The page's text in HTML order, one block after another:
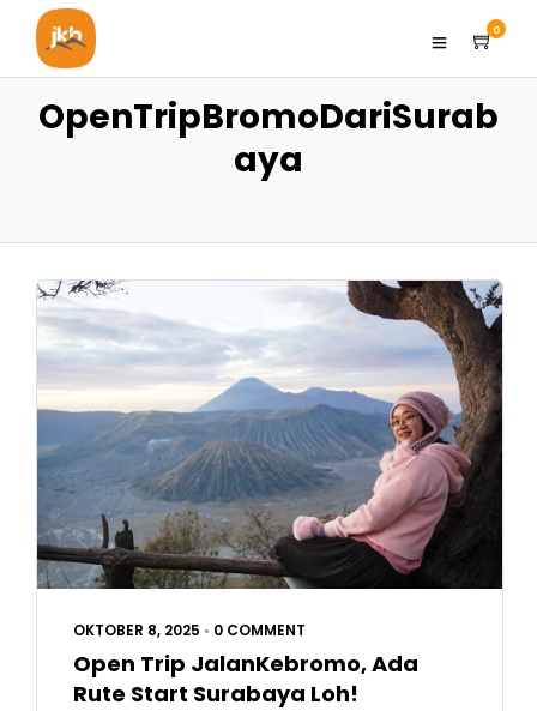
0
OpenTripBromoDariSurab
aya
OKTOBER 8, 2025 • 0 COMMENT
Open Trip JalanKebromo, Ada
Rute Start Surabaya Loh!